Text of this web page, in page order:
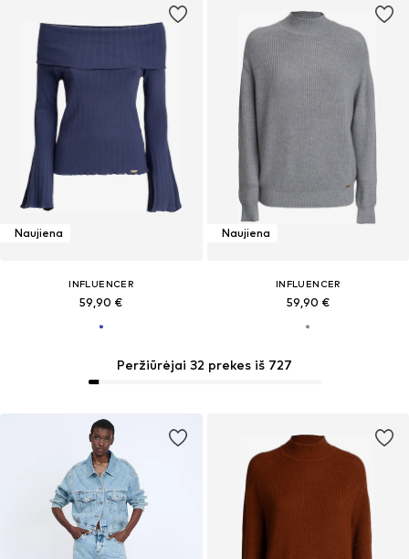
Peržiūrėjai 32 prekes iš 727
Naujiena
INFLUENCER
59,90 €
Naujiena
INFLUENCER
59,90 €